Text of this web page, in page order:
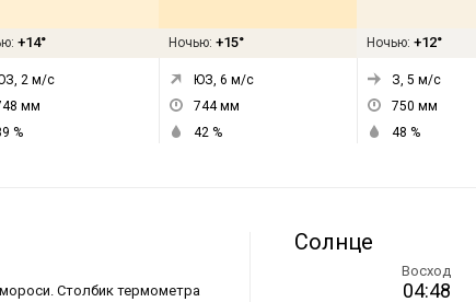
+14°
2 м/с
мм
%
Ночью: +15°
ЮЗ, 6 м/с
744мм
42 %
Ночью: +12°
З, 5 м/с
750 мм
48 %
Столбик термометра
Солнце
Восход
04:48